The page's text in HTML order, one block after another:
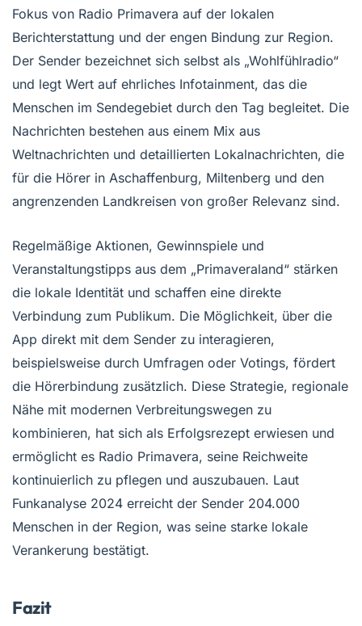
Fokus von Radio Primavera auf der lokalen
Berichterstattung und der engen Bindung zur Region.
Der Sender bezeichnet sich selbst als „Wohlfühlradio“
und legt Wert auf ehrliches Infotainment, das die
Menschen im Sendegebiet durch den Tag begleitet. Die
Nachrichten bestehen aus einem Mix aus
Weltnachrichten und detaillierten Lokalnachrichten, die
für die Hörer in Aschaffenburg, Miltenberg und den
angrenzenden Landkreisen von großer Relevanz sind.
Regelmäßige Aktionen, Gewinnspiele und
Veranstaltungstipps aus dem „Primaveraland“ stärken
die lokale Identität und schaffen eine direkte
Verbindung zum Publikum. Die Möglichkeit, über die
App direkt mit dem Sender zu interagieren,
beispielsweise durch Umfragen oder Votings, fördert
die Hörerbindung zusätzlich. Diese Strategie, regionale
Nähe mit modernen Verbreitungswegen zu
kombinieren, hat sich als Erfolgsrezept erwiesen und
ermöglicht es Radio Primavera, seine Reichweite
kontinuierlich zu pflegen und auszubauen. Laut
Funkanalyse 2024 erreicht der Sender 204.000
Menschen in der Region, was seine starke lokale
Verankerung bestätigt.
Fazit